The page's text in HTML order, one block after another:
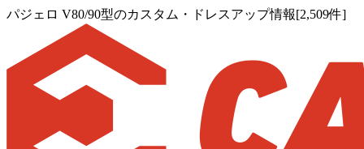
パジェロ V80/90型のカスタム・ドレスアップ情報[2,509件]